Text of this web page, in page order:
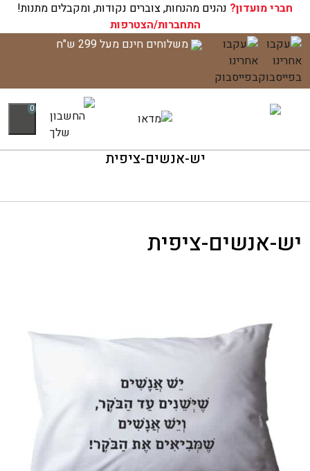
חברי מועדון? נהנים מהנחות, צוברים נקודות, ומקבלים מתנות!
התחברות/הצטרפות
דלג
לתוכן
משלוחים חינם מעל 299 ש"ח
0
עגלת הקניות שלך ריקה כעת!
יש-אנשים-ציפית
יש-אנשים-ציפית